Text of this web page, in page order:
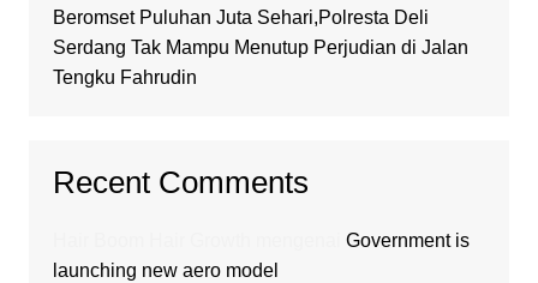
Beromset Puluhan Juta Sehari,Polresta Deli
Serdang Tak Mampu Menutup Perjudian di Jalan
Tengku Fahrudin
Recent Comments
Government is
launching new aero model